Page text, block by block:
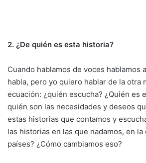
2. ¿De quién es esta historia?
Cuando hablamos de voces hablamos
habla, pero yo quiero hablar de la otra
ecuación: ¿quién escucha? ¿Quién es
quién son las necesidades y deseos
estas historias que contamos y
las historias en las que nadamos, en
países? ¿Cómo cambiamos eso?